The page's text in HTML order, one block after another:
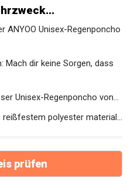
ANYOO Unisex-Regenponcho
Mach dir keine Sorgen, dass
Unisex-Regenponcho von...
reißfestem polyester material...
prüfen